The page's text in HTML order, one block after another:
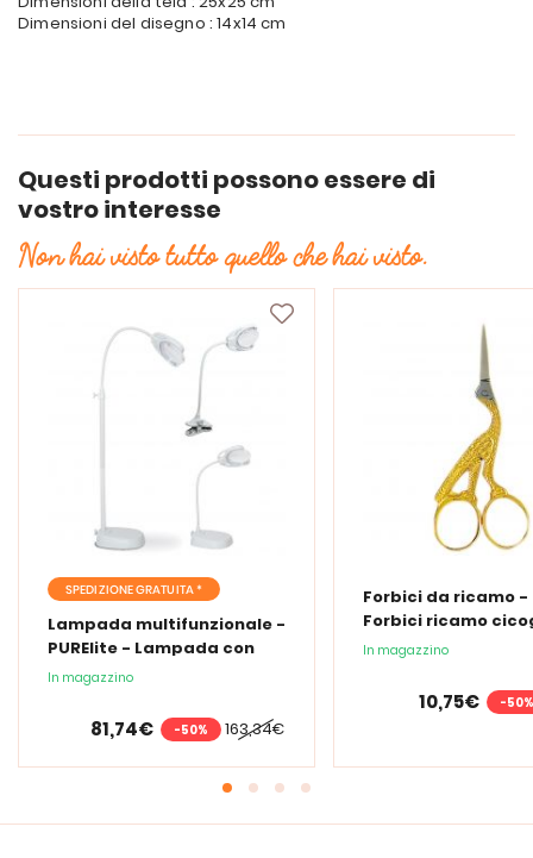
Dimensioni del disegno : 14x14 cm
Questi prodotti possono essere di
vostro interesse
Non hai visto tutto quello che hai visto.
SPEDIZIONE GRATUITA *
Lampada multifunzionale -
PURElite - Lampada con
lente d'ingrandimento
In magazzino
163,34€
81,74€ -50%
Forbici da ricamo -
Forbici ricamo
In magazzino
10,75€ -50%